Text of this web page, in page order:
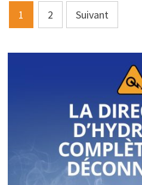
Pagination
des
publications
1 2 Suivant